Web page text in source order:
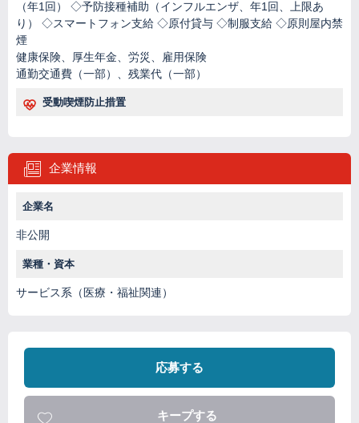
（年1回） ◇予防接種補助（インフルエンザ、年1回、上限あ
り） ◇スマートフォン支給 ◇原付貸与 ◇制服支給 ◇原則屋内禁
煙
健康保険、厚生年金、労災、雇用保険
通勤交通費（一部）、残業代（一部）
受動喫煙防止措置
企業情報
企業名
非公開
業種・資本
サービス系（医療・福祉関連）
応募する
キープする